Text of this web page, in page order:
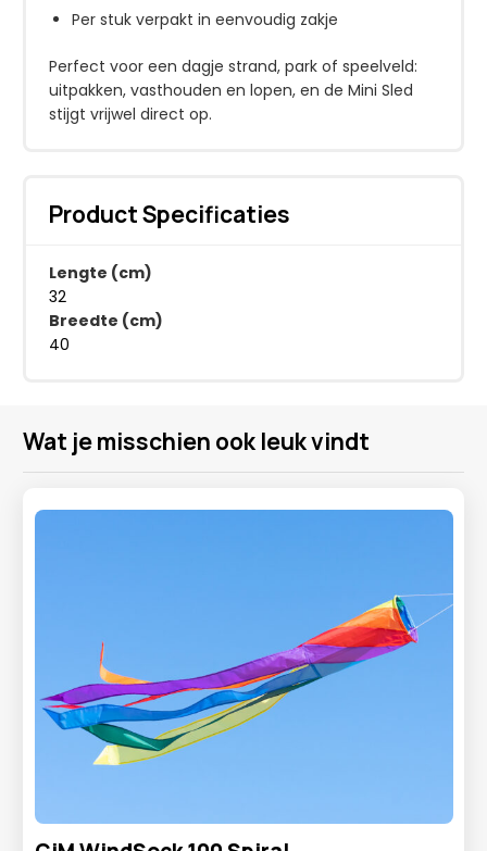
Per stuk verpakt in eenvoudig zakje
Perfect voor een dagje strand, park of speelveld:
uitpakken, vasthouden en lopen, en de Mini Sled
stijgt vrijwel direct op.
Product Specificaties
Lengte (cm)
32
Breedte (cm)
40
Wat je misschien ook leuk vindt